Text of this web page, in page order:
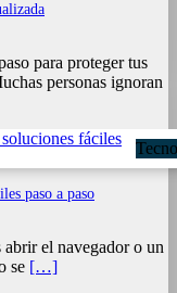
para proteger tus
personas ignoran
paso a paso
abrir el navegador o un
se […]